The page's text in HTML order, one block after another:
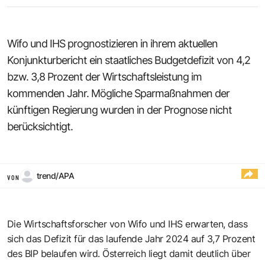
Wifo und IHS prognostizieren in ihrem aktuellen
Konjunkturbericht ein staatliches Budgetdefizit von 4,2
bzw. 3,8 Prozent der Wirtschaftsleistung im
kommenden Jahr. Mögliche Sparmaßnahmen der
künftigen Regierung wurden in der Prognose nicht
berücksichtigt.
VON trend/APA
Die Wirtschaftsforscher von Wifo und IHS erwarten, dass
sich das Defizit für das laufende Jahr 2024 auf 3,7 Prozent
des BIP belaufen wird. Österreich liegt damit deutlich über